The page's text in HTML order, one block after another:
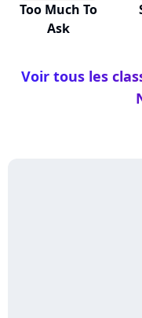
Too Much To
Ask
Voir tous les